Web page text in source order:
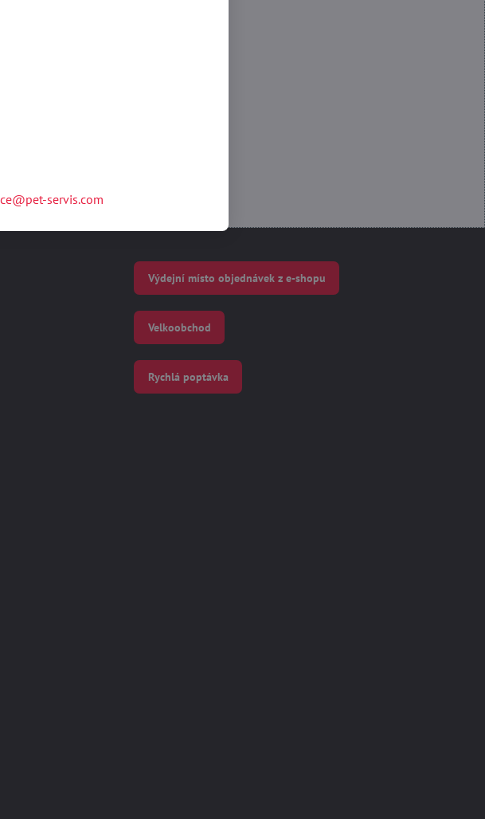
soukromí
s druhem cookie: Funkční
Výdejní místo objednávek z e-shopu
Velkoobchod
Rychlá poptávka
servis.com